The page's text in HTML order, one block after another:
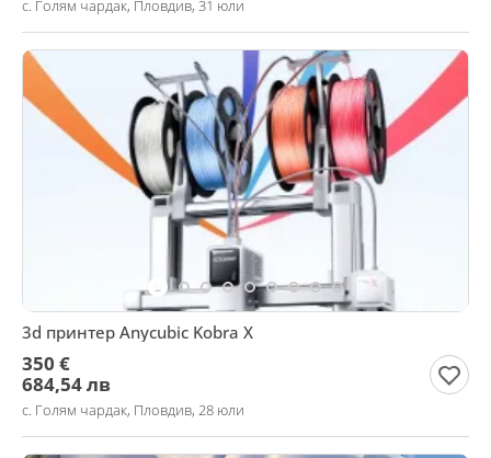
с. Голям чардак, Пловдив, 31 юли
3d принтер Anycubic Kobra X
350 €
684,54 лв
с. Голям чардак, Пловдив, 28 юли